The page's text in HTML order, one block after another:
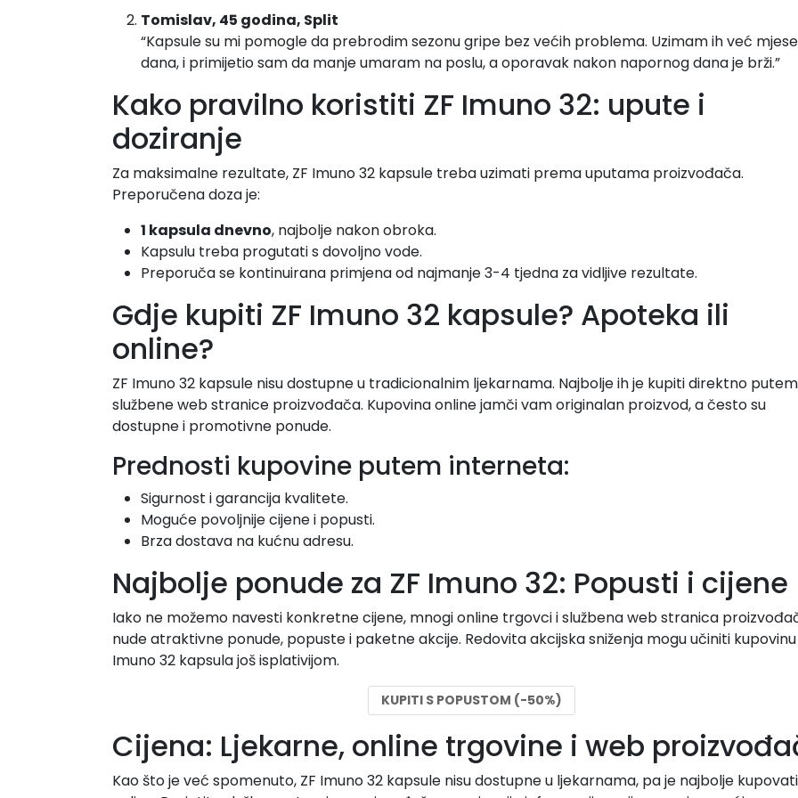
Tomislav, 45 godina, Split
“Kapsule su mi pomogle da prebrodim sezonu gripe bez većih problema. Uzimam ih već
dana, i primijetio sam da manje umaram na poslu, a oporavak nakon napornog dana je brži.”
Kako pravilno koristiti ZF Imuno 32: upute i
doziranje
Za maksimalne rezultate, ZF Imuno 32 kapsule treba uzimati prema uputama proizvođača.
Preporučena doza je:
1 kapsula dnevno, najbolje nakon obroka.
Kapsulu treba progutati s dovoljno vode.
Preporuča se kontinuirana primjena od najmanje 3-4 tjedna za vidljive rezultate.
Gdje kupiti ZF Imuno 32 kapsule? Apoteka ili
online?
ZF Imuno 32 kapsule nisu dostupne u tradicionalnim ljekarnama. Najbolje ih je kupiti direktno putem
službene web stranice proizvođača. Kupovina online jamči vam originalan proizvod, a često su
dostupne i promotivne ponude.
Prednosti kupovine putem interneta:
Sigurnost i garancija kvalitete.
Moguće povoljnije cijene i popusti.
Brza dostava na kućnu adresu.
Najbolje ponude za ZF Imuno 32: Popusti i cijene
Iako ne možemo navesti konkretne cijene, mnogi online trgovci i službena web stranica
nude atraktivne ponude, popuste i paketne akcije. Redovita akcijska sniženja mogu učiniti kupovinu
Imuno 32 kapsula još isplativijom.
KUPITI S POPUSTOM (-50%)
Cijena: Ljekarne, online trgovine i web
Kao što je već spomenuto, ZF Imuno 32 kapsule nisu dostupne u ljekarnama, pa je najbolje